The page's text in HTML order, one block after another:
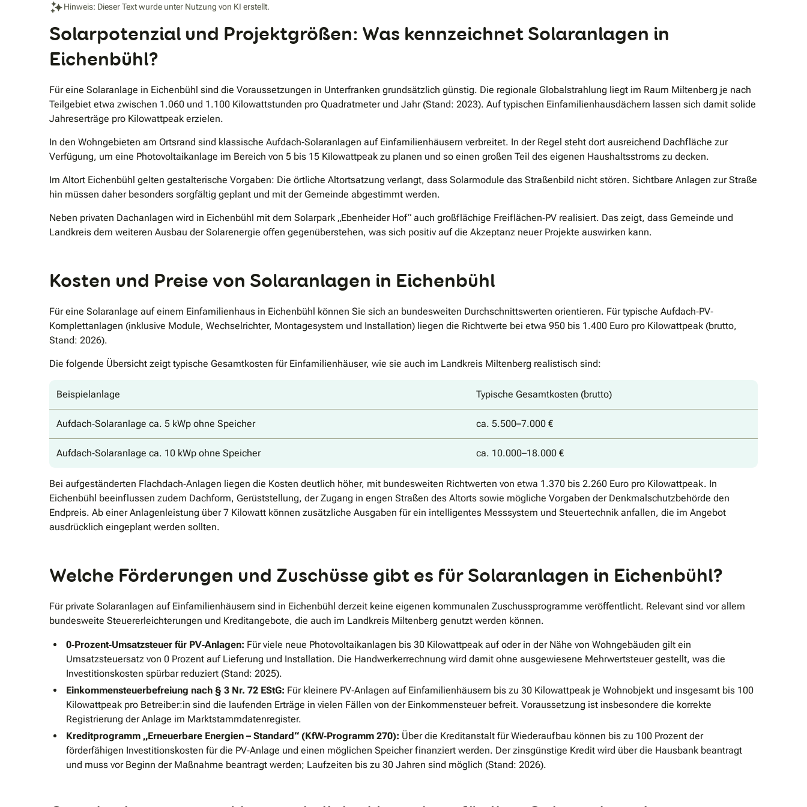
Hinweis: Dieser Text wurde unter Nutzung von KI erstellt.
Solarpotenzial und Projektgrößen: Was kennzeichnet Solaranlagen in
Eichenbühl?
Für eine Solaranlage in Eichenbühl sind die Voraussetzungen in Unterfranken grundsätzlich günstig. Die regionale Globalstrahlung liegt im Raum Miltenberg je nach
Teilgebiet etwa zwischen 1.060 und 1.100 Kilowattstunden pro Quadratmeter und Jahr (Stand: 2023). Auf typischen Einfamilienhausdächern lassen sich damit solide
Jahreserträge pro Kilowattpeak erzielen.
In den Wohngebieten am Ortsrand sind klassische Aufdach‐Solaranlagen auf Einfamilienhäusern verbreitet. In der Regel steht dort ausreichend Dachfläche zur
Verfügung, um eine Photovoltaikanlage im Bereich von 5 bis 15 Kilowattpeak zu planen und so einen großen Teil des eigenen Haushaltsstroms zu decken.
Im Altort Eichenbühl gelten gestalterische Vorgaben: Die örtliche Altortsatzung verlangt, dass Solarmodule das Straßenbild nicht stören. Sichtbare Anlagen zur Straße
hin müssen daher besonders sorgfältig geplant und mit der Gemeinde abgestimmt werden.
Neben privaten Dachanlagen wird in Eichenbühl mit dem Solarpark „Ebenheider Hof“ auch großflächige Freiflächen‐PV realisiert. Das zeigt, dass Gemeinde und
Landkreis dem weiteren Ausbau der Solarenergie offen gegenüberstehen, was sich positiv auf die Akzeptanz neuer Projekte auswirken kann.
Kosten und Preise von Solaranlagen in Eichenbühl
Für eine Solaranlage auf einem Einfamilienhaus in Eichenbühl können Sie sich an bundesweiten Durchschnittswerten orientieren. Für typische Aufdach‐PV‐
Komplettanlagen (inklusive Module, Wechselrichter, Montagesystem und Installation) liegen die Richtwerte bei etwa 950 bis 1.400 Euro pro Kilowattpeak (brutto,
Stand: 2026).
Die folgende Übersicht zeigt typische Gesamtkosten für Einfamilienhäuser, wie sie auch im Landkreis Miltenberg realistisch sind:
Beispielanlage Typische Gesamtkosten (brutto)
Aufdach‐Solaranlage ca. 5 kWp ohne Speicher ca. 5.500–7.000 €
Aufdach‐Solaranlage ca. 10 kWp ohne Speicher ca. 10.000–18.000 €
Bei aufgeständerten Flachdach‐Anlagen liegen die Kosten deutlich höher, mit bundesweiten Richtwerten von etwa 1.370 bis 2.260 Euro pro Kilowattpeak. In
Eichenbühl beeinflussen zudem Dachform, Gerüststellung, der Zugang in engen Straßen des Altorts sowie mögliche Vorgaben der Denkmalschutzbehörde den
Endpreis. Ab einer Anlagenleistung über 7 Kilowatt können zusätzliche Ausgaben für ein intelligentes Messsystem und Steuertechnik anfallen, die im Angebot
ausdrücklich eingeplant werden sollten.
Welche Förderungen und Zuschüsse gibt es für Solaranlagen in Eichenbühl?
Für private Solaranlagen auf Einfamilienhäusern sind in Eichenbühl derzeit keine eigenen kommunalen Zuschussprogramme veröffentlicht. Relevant sind vor allem
bundesweite Steuererleichterungen und Kreditangebote, die auch im Landkreis Miltenberg genutzt werden können.
0‐Prozent‐Umsatzsteuer für PV‐Anlagen: Für viele neue Photovoltaikanlagen bis 30 Kilowattpeak auf oder in der Nähe von Wohngebäuden gilt ein
Umsatzsteuersatz von 0 Prozent auf Lieferung und Installation. Die Handwerkerrechnung wird damit ohne ausgewiesene Mehrwertsteuer gestellt, was die
Investitionskosten spürbar reduziert (Stand: 2025).
Einkommensteuerbefreiung nach § 3 Nr. 72 EStG: Für kleinere PV‐Anlagen auf Einfamilienhäusern bis zu 30 Kilowattpeak je Wohnobjekt und insgesamt bis 100
Kilowattpeak pro Betreiber:in sind die laufenden Erträge in vielen Fällen von der Einkommensteuer befreit. Voraussetzung ist insbesondere die korrekte
Registrierung der Anlage im Marktstammdatenregister.
Kreditprogramm „Erneuerbare Energien – Standard“ (KfW‐Programm 270): Über die Kreditanstalt für Wiederaufbau können bis zu 100 Prozent der
förderfähigen Investitionskosten für die PV‐Anlage und einen möglichen Speicher finanziert werden. Der zinsgünstige Kredit wird über die Hausbank beantragt
und muss vor Beginn der Maßnahme beantragt werden; Laufzeiten bis zu 30 Jahren sind möglich (Stand: 2026).